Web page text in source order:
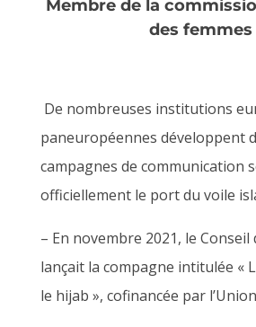
Membre de la
des femmes
De nombreuses institutions
paneuropéennes développent
campagnes de communication
officiellement le port du voile
– En novembre 2021, le Conseil
lançait la compagne intitulée «
le hijab », cofinancée par